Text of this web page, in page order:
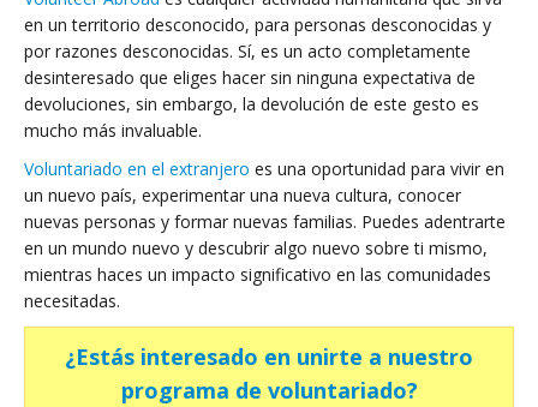
en un territorio desconocido, para personas desconocidas y
por razones desconocidas. Sí, es un acto completamente
desinteresado que eliges hacer sin ninguna expectativa de
devoluciones, sin embargo, la devolución de este gesto es
mucho más invaluable.
Voluntariado en el extranjero es una oportunidad para vivir en
un nuevo país, experimentar una nueva cultura, conocer
nuevas personas y formar nuevas familias. Puedes adentrarte
en un mundo nuevo y descubrir algo nuevo sobre ti mismo,
mientras haces un impacto significativo en las comunidades
necesitadas.
¿Estás interesado en unirte a nuestro
programa de voluntariado?